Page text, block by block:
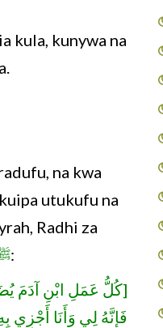
kula, kunywa na
na kwa
utukufu na
Radhi za
:
[كُلُّ عَمَلِ ابْنِ آدَمَ
فَإِنَّهُ لِي وَأَنَا أَجْزِي